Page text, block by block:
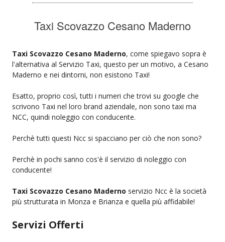
Taxi Scovazzo Cesano Maderno
Taxi Scovazzo Cesano Maderno, come spiegavo sopra è
l'alternativa al Servizio Taxi, questo per un motivo, a Cesano
Maderno e nei dintorni, non esistono Taxi!
Esatto, proprio così, tutti i numeri che trovi su google che
scrivono Taxi nel loro brand aziendale, non sono taxi ma
NCC, quindi noleggio con conducente.
Perchè tutti questi Ncc si spacciano per ciò che non sono?
Perchè in pochi sanno cos'è il servizio di noleggio con
conducente!
Taxi Scovazzo Cesano Maderno servizio Ncc è la società
più strutturata in Monza e Brianza e quella più affidabile!
Servizi Offerti